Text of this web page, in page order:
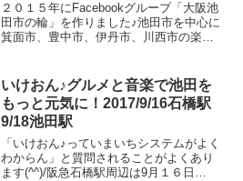
２０１５年にFacebookグループ「大阪池
田市の輪」を作りました♪池田市を中心に
箕面市、豊中市、伊丹市、川西市の楽し
)♫•*¨*•.¸¸♪今まで５回オフ会を開...
いけおん♪グルメと音楽で池田を
もっと元気に！2017/9/16石橋駅
9/18池田駅
「いけおん♪っていまいちシステムがよく
わからん」と質問されることがよくあり
ます(^^)/阪急石橋駅周辺は9月１６日